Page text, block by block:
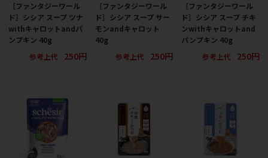
［ファンタジーワール
ド］シシア スープ ツナ
withキャロットandパ
ンプキン 40g
参考上代
250円
［ファンタジーワール
ド］シシア スープ サー
モンandキャロット
40g
参考上代
250円
［ファンタジーワール
ド］シシア スープ チキ
ンwithキャロットand
パンプキン 40g
参考上代
250円